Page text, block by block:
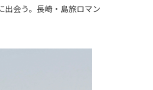
出会う。長崎・島旅ロマン